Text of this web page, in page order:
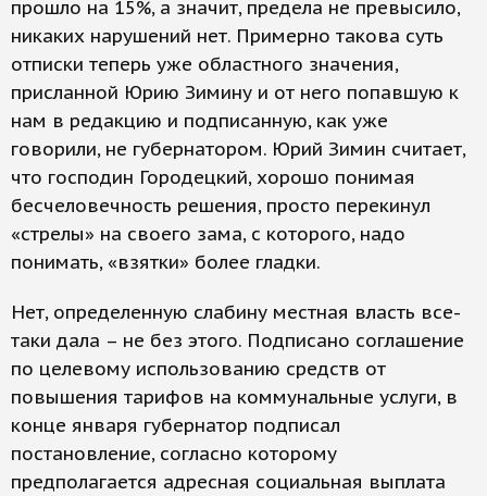
прошло на 15%, а значит, предела не превысило,
никаких нарушений нет. Примерно такова суть
отписки теперь уже областного значения,
присланной Юрию Зимину и от него попавшую к
нам в редакцию и подписанную, как уже
говорили, не губернатором. Юрий Зимин считает,
что господин Городецкий, хорошо понимая
бесчеловечность решения, просто перекинул
«стрелы» на своего зама, с которого, надо
понимать, «взятки» более гладки.
Нет, определенную слабину местная власть все-
таки дала – не без этого. Подписано соглашение
по целевому использованию средств от
повышения тарифов на коммунальные услуги, в
конце января губернатор подписал
постановление, согласно которому
предполагается адресная социальная выплата